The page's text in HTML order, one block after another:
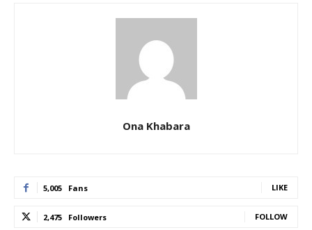
Ona Khabara
5,005 Fans LIKE
2,475 Followers FOLLOW